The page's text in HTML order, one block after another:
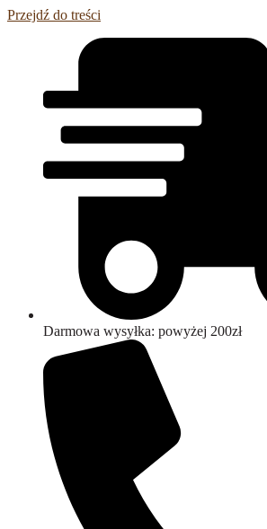
Przejdź do treści
Darmowa wysyłka: powyżej 200zł